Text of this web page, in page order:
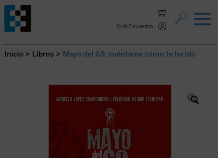
Club Encuentro
Saltar al contenido.
Inicio > Libros > Mayo del 68: cuéntame cómo te ha ido